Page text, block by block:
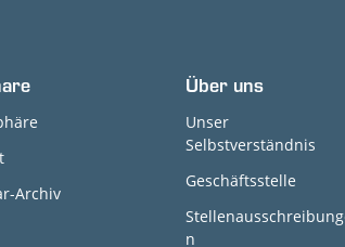
Archiv
Über uns
Unser
Selbstverständnis
Geschäftsstelle
n